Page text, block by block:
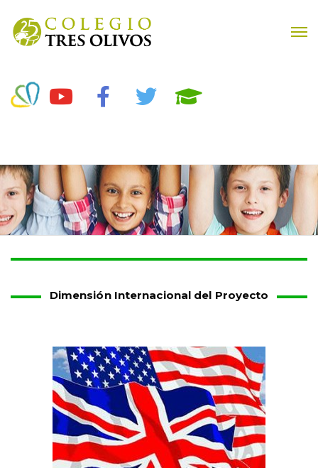
Dimensión Internacional del Proyecto